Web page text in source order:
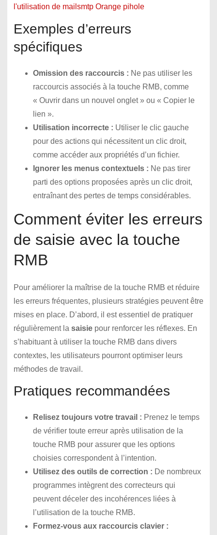
l'utilisation de mailsmtp Orange pihole
Exemples d’erreurs
spécifiques
Omission des raccourcis : Ne pas utiliser les
raccourcis associés à la touche RMB, comme
« Ouvrir dans un nouvel onglet » ou « Copier le
lien ».
Utilisation incorrecte : Utiliser le clic gauche
pour des actions qui nécessitent un clic droit,
comme accéder aux propriétés d’un fichier.
Ignorer les menus contextuels : Ne pas tirer
parti des options proposées après un clic droit,
entraînant des pertes de temps considérables.
Comment éviter les erreurs
de saisie avec la touche
RMB
Pour améliorer la maîtrise de la touche RMB et réduire
les erreurs fréquentes, plusieurs stratégies peuvent être
mises en place. D’abord, il est essentiel de pratiquer
régulièrement la saisiepour renforcer les réflexes. En
s’habituant à utiliser la touche RMB dans divers
contextes, les utilisateurs pourront optimiser leurs
méthodes de travail.
Pratiques recommandées
Relisez toujours votre travail : Prenez le temps
de vérifier toute erreur après utilisation de la
touche RMB pour assurer que les options
choisies correspondent à l’intention.
Utilisez des outils de correction : De nombreux
programmes intègrent des correcteurs qui
peuvent déceler des incohérences liées à
l’utilisation de la touche RMB.
Formez-vous aux raccourcis clavier :